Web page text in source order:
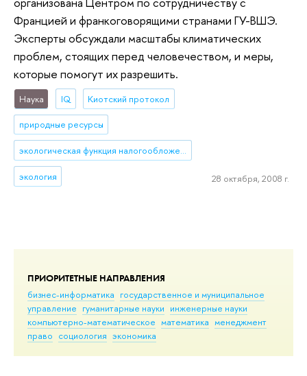
ПРИОРИТЕТНЫЕ НАПРАВЛЕНИЯ
бизнес-информатика государственное и муниципальное
управление гуманитарные науки инженерные науки
компьютерно-математическое математика менеджмент
право социология экономика
Францией и франкоговорящими странами ГУ-ВШЭ.
Эксперты обсуждали масштабы климатических
проблем, стоящих перед человечеством, и меры,
которые помогут их разрешить.
Наука IQ Киотский протокол
природные ресурсы
экологическая функция налогообложения
экология 28 октября, 2008 г.